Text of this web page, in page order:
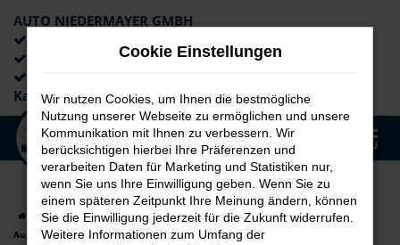
Zum
Hauptinhalt
springen
AUTO NIEDERMAYER GMBH
Lieferung an die Haustür
Kaufabwicklung
MENÜ
Startseite Augsburg Škoda Škoda Karoq
Škoda Karoq für
Augsburg Tageszulassung Top Angebote
Cookie Einstellungen
Wir nutzen Cookies, um Ihnen die bestmögliche
Nutzung unserer Webseite zu ermöglichen und unsere
Kommunikation mit Ihnen zu verbessern. Wir
berücksichtigen hierbei Ihre Präferenzen und
verarbeiten Daten für Marketing und Statistiken nur,
wenn Sie uns Ihre Einwilligung geben. Wenn Sie zu
einem späteren Zeitpunkt Ihre Meinung ändern, können
Sie die Einwilligung jederzeit für die Zukunft widerrufen.
Weitere Informationen zum Umfang der